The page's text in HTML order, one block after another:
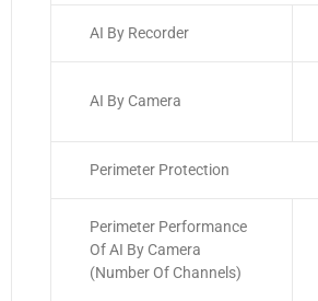
AI By Recorder
AI By Camera
Perimeter Protection
Perimeter Performance
Of AI By Camera
(Number Of Channels)